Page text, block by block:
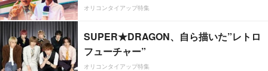
オリコンタイアップ特集
SUPER★DRAGON、自ら描いた”レトロ
フューチャー”
オリコンタイアップ特集